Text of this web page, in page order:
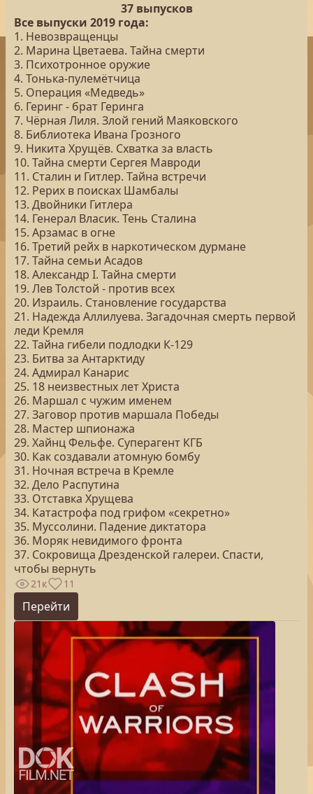
37 выпусков
Все выпуски 2019 года:
1. Невозвращенцы
2. Марина Цветаева. Тайна смерти
3. Психотронное оружие
4. Тонька-пулемётчица
5. Операция «Медведь»
6. Геринг - брат Геринга
7. Чёрная Лиля. Злой гений Маяковского
8. Библиотека Ивана Грозного
9. Никита Хрущёв. Схватка за власть
10. Тайна смерти Сергея Мавроди
11. Сталин и Гитлер. Тайна встречи
12. Рерих в поисках Шамбалы
13. Двойники Гитлера
14. Генерал Власик. Тень Сталина
15. Арзамас в огне
16. Третий рейх в наркотическом дурмане
17. Тайна семьи Асадов
18. Александр I. Тайна смерти
19. Лев Толстой - против всех
20. Израиль. Становление государства
21. Надежда Аллилуева. Загадочная смерть первой
леди Кремля
22. Тайна гибели подлодки К-129
23. Битва за Антарктиду
24. Адмирал Канарис
25. 18 неизвестных лет Христа
26. Маршал с чужим именем
27. Заговор против маршала Победы
28. Мастер шпионажа
29. Хайнц Фельфе. Суперагент КГБ
30. Как создавали атомную бомбу
31. Ночная встреча в Кремле
32. Дело Распутина
33. Отставка Хрущева
34. Катастрофа под грифом «секретно»
35. Муссолини. Падение диктатора
36. Моряк невидимого фронта
37. Сокровища Дрезденской галереи. Спасти,
чтобы вернуть
21к 11
Перейти